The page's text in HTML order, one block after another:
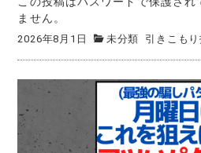
ません。
2026年8月1日 未分類 引きこも